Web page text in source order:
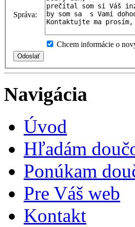
Správa:
Chcem informácie o
Navigácia
Úvod
Hľadám
Ponúkam
Pre Váš web
Kontakt